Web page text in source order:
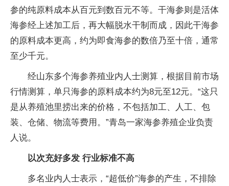
参的纯原料成本从百元到数百元不等。干海参则是活体
海参经上述加工后，再大幅脱水干制而成，因此干海参
的原料成本更高，约为即食海参的数倍乃至十倍，通常
至少千元。
经山东多个海参养殖业内人士测算，根据目前市场
行情测算，单只海参的原料成本约为8元至12元。“这只
是从养殖池里捞出来的价格，不包括加工、人工、包
装、仓储、物流等费用。”青岛一家海参养殖企业负责
人说。
以次充好多发 行业标准不高
多名业内人士表示，“超低价”海参的产生，不排除